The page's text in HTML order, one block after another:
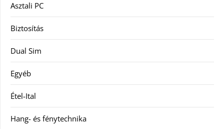
Asztali PC
Biztosítás
Dual Sim
Egyéb
Étel-Ital
Hang- és fénytechnika